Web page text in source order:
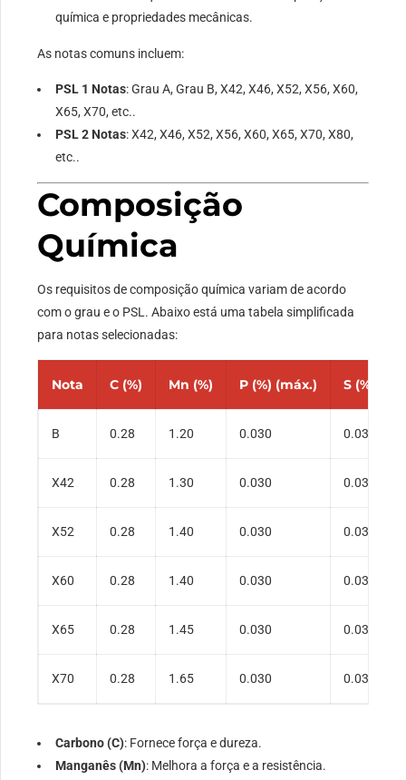
química e propriedades mecânicas.
As notas comuns incluem:
PSL 1 Notas: Grau A, Grau B, X42, X46, X52, X56, X60,
X65, X70, etc..
PSL 2 Notas: X42, X46, X52, X56, X60, X65, X70, X80,
etc..
Composição
Química
Os requisitos de composição química variam de acordo
com o grau e o PSL. Abaixo está uma tabela simplificada
para notas selecionadas:
Nota C (%) Mn (%) P (%) (máx.) S (%)
B 0.28 1.20 0.030 0.030
X42 0.28 1.30 0.030 0.030
X52 0.28 1.40 0.030 0.030
X60 0.28 1.40 0.030 0.030
X65 0.28 1.45 0.030 0.030
X70 0.28 1.65 0.030 0.030
Carbono (C): Fornece força e dureza.
Manganês (Mn): Melhora a força e a resistência.